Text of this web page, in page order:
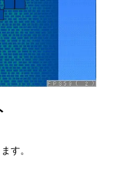
す。